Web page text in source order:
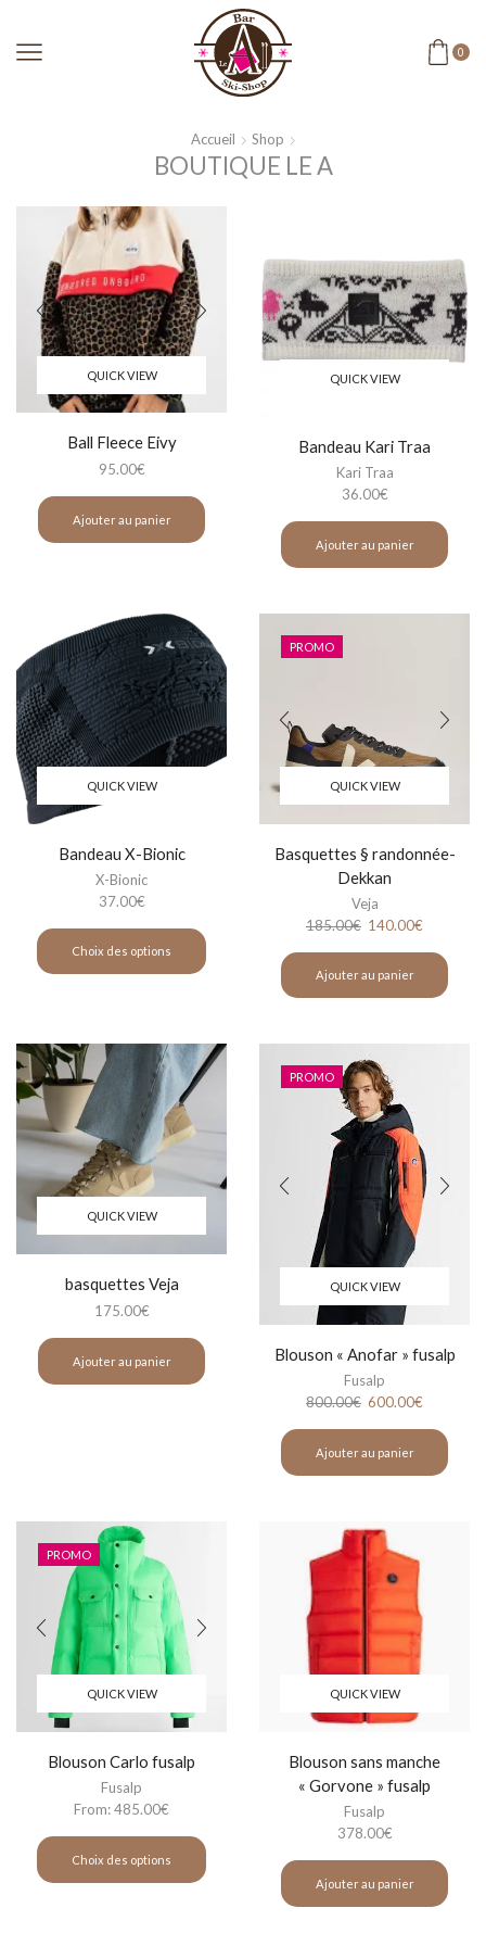
0
Accueil Shop
BOUTIQUE LE A
QUICK VIEW
Ball Fleece Eivy
95.00€
Ajouter au panier
QUICK VIEW
Bandeau Kari Traa
Kari Traa
36.00€
Ajouter au panier
QUICK VIEW
Bandeau X-Bionic
X-Bionic
37.00€
Choix des options
PROMO
QUICK VIEW
Basquettes § randonnée-
Dekkan
Veja
185.00€ 140.00€
Ajouter au panier
QUICK VIEW
basquettes Veja
175.00€
Ajouter au panier
PROMO
QUICK VIEW
Blouson « Anofar » fusalp
Fusalp
800.00€ 600.00€
Ajouter au panier
PROMO
QUICK VIEW
Blouson Carlo fusalp
Fusalp
From:485.00€
Choix des options
QUICK VIEW
Blouson sans manche
« Gorvone » fusalp
Fusalp
378.00€
Ajouter au panier